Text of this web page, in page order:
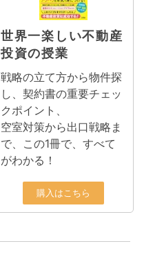
世界一楽しい不動産
投資の授業
戦略の立て方から物件探
し、契約書の重要チェッ
クポイント、
空室対策から出口戦略ま
で、この1冊で、すべて
がわかる！
購入はこちら